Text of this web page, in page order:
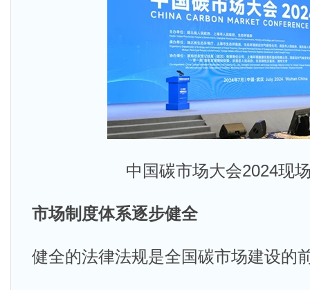
中国碳市场大会2024现
市场制度体系逐步健全
健全的法律法规是全国碳市场建设的